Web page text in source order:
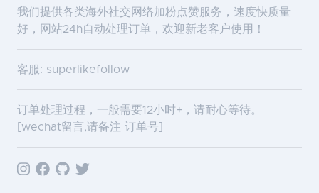
我们提供各类海外社交网络加粉点赞服务，速度快质量
好，网站24h自动处理订单，欢迎新老客户使用！
客服: superlikefollow
订单处理过程，一般需要12小时+，请耐心等待。
[wechat留言,请备注 订单号]